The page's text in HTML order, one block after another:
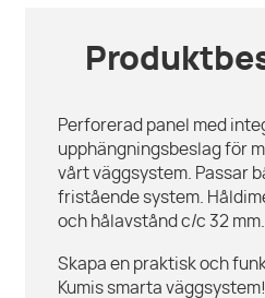
Perforerad panel med
upphängningsbeslag för
vårt väggsystem. Passar
fristående system.
och hålavstånd c/c 32 mm.
Skapa en praktisk och
Kumis smarta